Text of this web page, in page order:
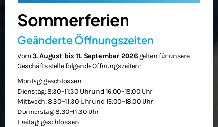
Sommerferien
Geänderte Öffnungszeiten
Vom3. August bis 11. September 2026 gelten für unsere
Geschäftsstelle folgende Öffnungszeiten:
Montag: geschlossen
Dienstag: 8:30–11:30 Uhr und 16:00–18:00 Uhr
Mittwoch: 8:30–11:30 Uhr und 16:00–18:00 Uhr
Donnerstag: 8:30–11:30 Uhr
Freitag: geschlossen